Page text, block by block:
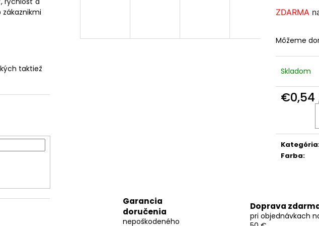
taktiež
ZDARMA
Môžeme
Skladom
€0,54
Kategória
Farba:
Garancia
doručenia
nepoškodeného
Doprava
pri objednávkach
VYREZÁVANÉ